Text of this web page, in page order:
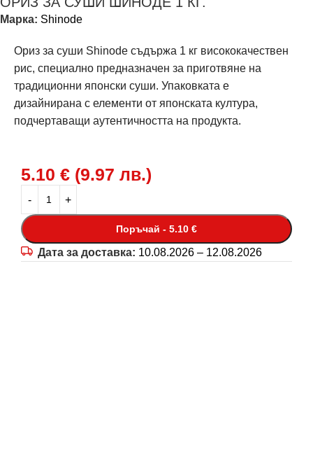
Марка: Shinode
Ориз за суши Shinode съдържа 1 кг висококачествен
рис, специално предназначен за приготвяне на
традиционни японски суши. Упаковката е
дизайнирана с елементи от японската култура,
подчертаващи аутентичността на продукта.
5.10 € (9.97 лв.)
Поръчай - 5.10 €
Дата за доставка: 10.08.2026 – 12.08.2026